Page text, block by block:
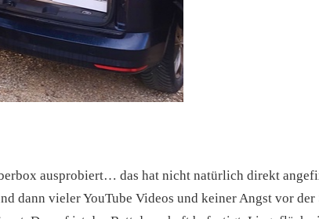
ausprobiert… das hat nicht natürlich direkt
dann vieler YouTube Videos und keiner Angst vor